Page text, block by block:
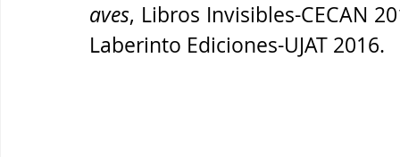
aves, Libros Invisibles-CECAN
Laberinto Ediciones-UJAT 2016.